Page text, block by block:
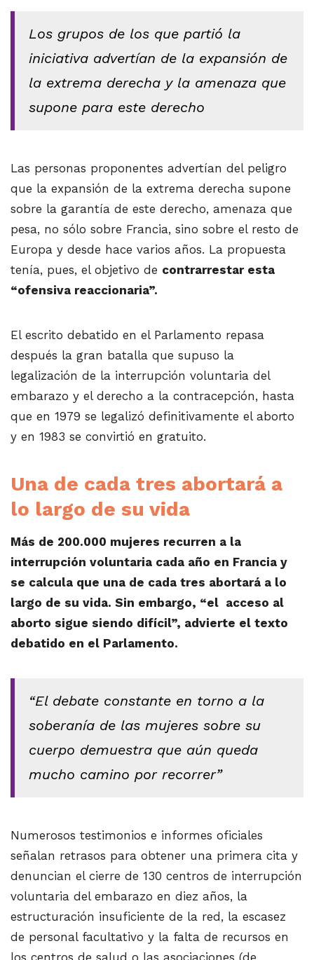
Los grupos de los que partió la
iniciativa advertían de la expansión de
la extrema derecha y la amenaza que
supone para este derecho
Las personas proponentes advertían del peligro
que la expansión de la extrema derecha supone
sobre la garantía de este derecho, amenaza que
pesa, no sólo sobre Francia, sino sobre el resto de
Europa y desde hace varios años. La propuesta
tenía, pues, el objetivo de contrarrestar esta
“ofensiva reaccionaria”.
El escrito debatido en el Parlamento repasa
después la gran batalla que supuso la
legalización de la interrupción voluntaria del
embarazo y el derecho a la contracepción, hasta
que en 1979 se legalizó definitivamente el aborto
y en 1983 se convirtió en gratuito.
Una de cada tres abortará a
lo largo de su vida
Más de 200.000 mujeres recurren a la
interrupción voluntaria cada año en Francia y
se calcula que una de cada tres abortará a lo
largo de su vida. Sin embargo, “el acceso al
aborto sigue siendo difícil”, advierte el texto
debatido en el Parlamento.
“El debate constante en torno a la
soberanía de las mujeres sobre su
cuerpo demuestra que aún queda
mucho camino por recorrer”
Numerosos testimonios e informes oficiales
señalan retrasos para obtener una primera cita y
denuncian el cierre de 130 centros de interrupción
voluntaria del embarazo en diez años, la
estructuración insuficiente de la red, la escasez
de personal facultativo y la falta de recursos en
los centros de salud o las asociaciones (de